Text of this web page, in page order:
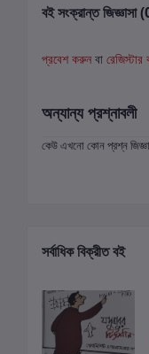
বই সংক্রান্ত জিজ্ঞাসা
প্রবেশ করুন বা
অন্যান্য প্রশ্নাবলী
কেউ এখনো কোন প্রশ্ন
সর্বাধিক বিক্রীত বই